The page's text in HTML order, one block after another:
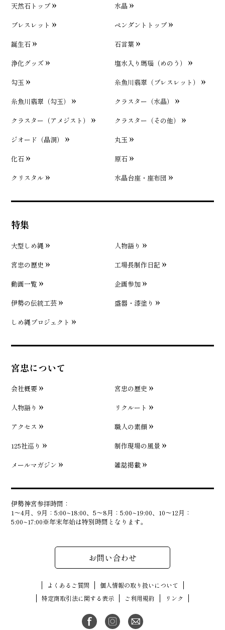
天然石トップ
水晶
ブレスレット
ペンダントトップ
誕生石
石言葉
浄化グッズ
塩水入り瑪瑙（めのう）
勾玉
糸魚川翡翠（ブレスレット）
糸魚川翡翠（勾玉）
クラスター（水晶）
クラスター（アメジスト）
クラスター（その他）
ジオード（晶洞）
丸玉
化石
原石
クリスタル
水晶台座・座布団
特集
大型しめ縄
人物語り
宮忠の歴史
工場長制作日記
動画一覧
企画参加
伊勢の伝統工芸
盛器・漆塗り
しめ縄プロジェクト
宮忠について
会社概要
宮忠の歴史
人物語り
リクルート
アクセス
職人の素顔
125社巡り
制作現場の風景
メールマガジン
雑誌掲載
伊勢神宮参拝時間：
1〜4月、9月：5:00~18:00、5〜8月：5:00~19:00、10〜12月：
5:00~17:00※年末年始は特別時間となります。
お問い合わせ
よくあるご質問
個人情報の取り扱いについて
特定商取引法に関する表示
ご利用規約 リンク